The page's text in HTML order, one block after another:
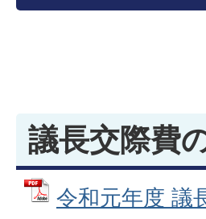
議長交際費
令和元年度 議